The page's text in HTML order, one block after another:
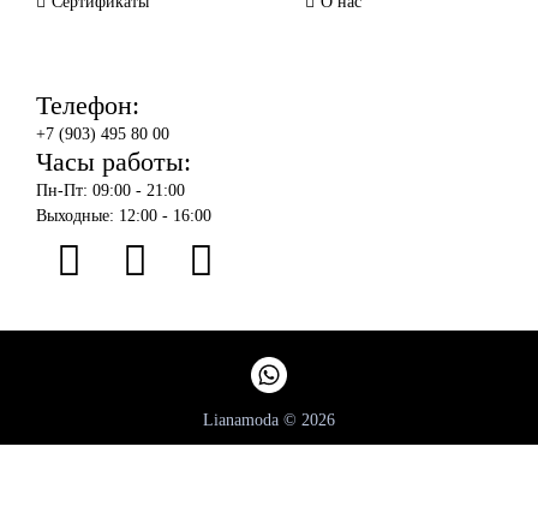
Телефон:
+7 (903) 495 80 00
Часы работы:
Пн-Пт: 09:00 - 21:00
Выходные: 12:00 - 16:00
Lianamoda © 2026